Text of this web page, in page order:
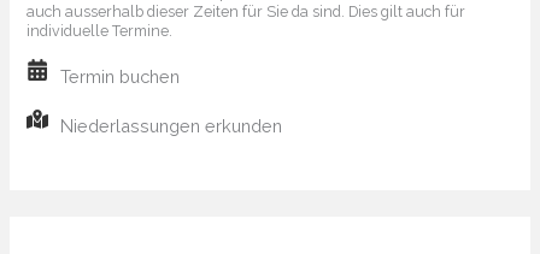
auch ausserhalb dieser Zeiten für Sie da sind. Dies gilt auch für
individuelle Termine.
Termin buchen
Niederlassungen erkunden